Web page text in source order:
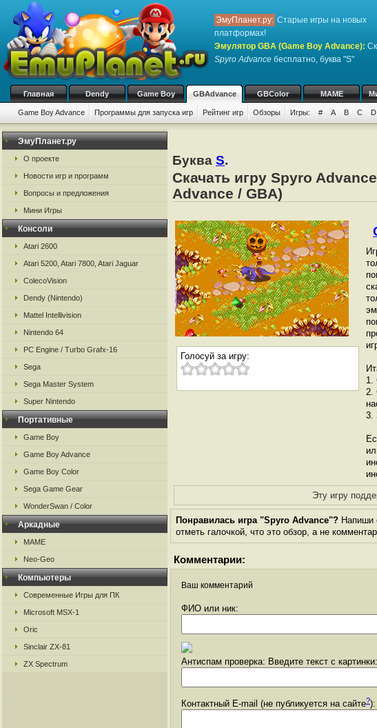
ЭмуПланет.ру: Старые игры на новых
платформах!
Эмулятор GBA (Game Boy Advance):
Spyro Advance бесплатно, буква "S"
Главная Dendy Game Boy GBAdvance GBColor MAME
Game Boy Advance Программы для запуска игр Рейтинг игр Обзоры Игры: # A B C D
ЭмуПланет.ру
О проекте
Новости игр и программ
Вопросы и предложения
Мини Игры
Консоли
Atari 2600
Atari 5200, Atari 7800, Atari Jaguar
ColecoVision
Dendy (Nintendo)
Mattel Intellivision
Nintendo 64
PC Engine / Turbo Grafx-16
Sega
Sega Master System
Super Nintendo
Портативные
Game Boy
Game Boy Advance
Game Boy Color
Sega Game Gear
WonderSwan / Color
Аркадные
MAME
Neo-Geo
Компьютеры
Современные Игры для ПК
Microsoft MSX-1
Oric
Sinclair ZX-81
ZX Spectrum
Буква S.
Скачать игру Spyro
Advance / GBA)
Голосуй за игру:
1.
2.
3.
Эту игру
Понравилась игра "Spyro Advance"? Напиши
отметь галочкой, что это обзор, а не
Комментарии:
Ваш комментарий
ФИО или ник:
Антиспам проверка: Введите текст с картинки:
Контактный E-mail (не публикуется на сайте?):